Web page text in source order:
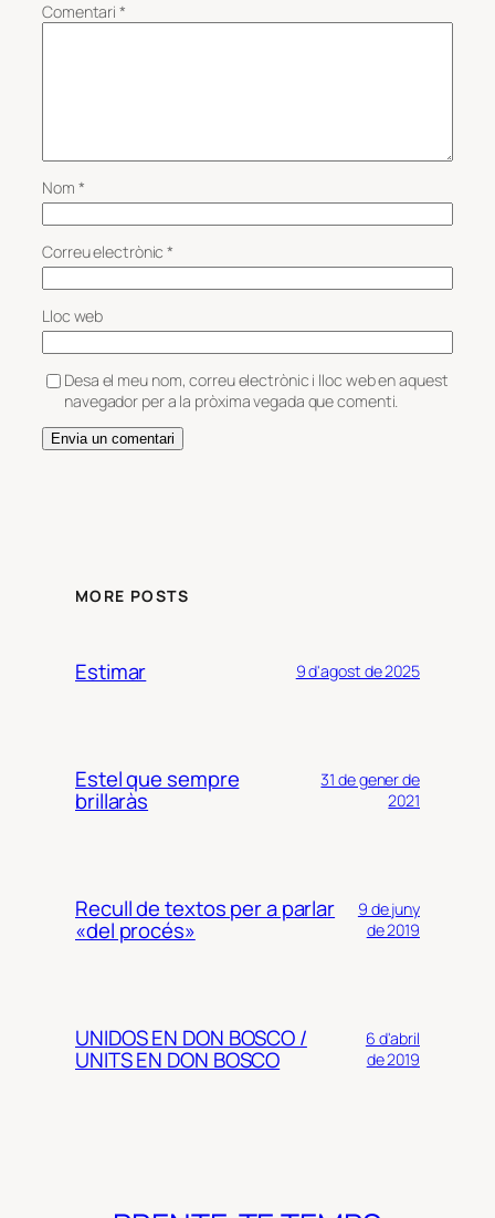
Comentari*
Nom *
Correu electrònic*
Lloc web
Desa el meu nom, correu electrònic i lloc web en aquest
navegador per a la pròxima vegada que comenti.
MORE POSTS
Estimar 9 d'agost de 2025
Estel que sempre
brillaràs
31 de gener de
2021
Recull de textos per a parlar
«del procés»
9 de juny
de 2019
UNIDOS EN DON BOSCO /
UNITS EN DON BOSCO
6 d'abril
de 2019